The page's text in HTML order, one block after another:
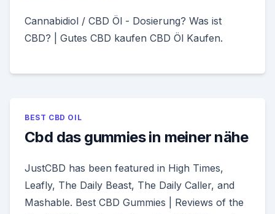
Cannabidiol / CBD Öl - Dosierung? Was ist
CBD? | Gutes CBD kaufen CBD Öl Kaufen.
BEST CBD OIL
Cbd das gummies in meiner nähe
JustCBD has been featured in High Times,
Leafly, The Daily Beast, The Daily Caller, and
Mashable. Best CBD Gummies | Reviews of the